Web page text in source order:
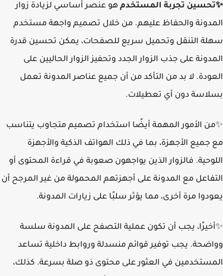
✨تحسين تجربة المستخدم هو عنصر أساسي لزيادة زوار
المدونة والحفاظ عليهم. من خلال تصميم واجهة مستخدم
سهلة التنقل وتحميل سريع للصفحات، يمكن تحسين قدرة
المدونة على جذب الزوار الجدد وتحفيز الزوار الحاليين على
العودة. لا بد من التأكد من أن جميع عناصر المدونة تعمل
بسلاسة دون أي تعطيلات.
✨من الأمور المهمة أيضًا استخدام تصميم متجاوب يتناسب
مع جميع الأجهزة، بما في ذلك الهواتف الذكية والأجهزة
اللوحية. فالزوار الذين يواجهون صعوبة في قراءة المحتوى أو
التفاعل مع المدونة على أجهزتهم المحمولة من غير المرجح أن
يعودوا مرة أخرى، مما يؤثر سلبًا على زيارات المدونة.
✨أخيرًا، يجب أن تكون عملية التصفح على المدونة سلسة
وواضحة. يجب توفير قوائم منسدلة وروابط داخلية تساعد
المستخدمين في العثور على محتوى ذو صلة بسرعة. كذلك،